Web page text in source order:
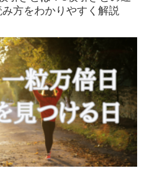
方をわかりやすく解説